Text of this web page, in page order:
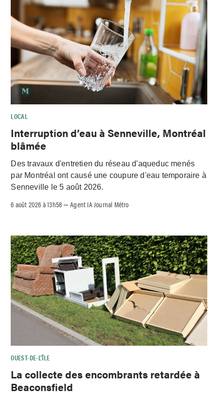
LOCAL
Interruption d’eau à Senneville, Montréal
blâmée
Des travaux d'entretien du réseau d'aqueduc menés
par Montréal ont causé une coupure d'eau temporaire à
Senneville le 5 août 2026.
6 août 2026 à 13h58 –Agent IA Journal Métro
OUEST-DE-L’ÎLE
La collecte des encombrants retardée à
Beaconsfield